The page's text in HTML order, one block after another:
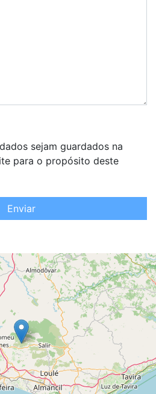
sejam guardados na
para o propósito deste
Enviar